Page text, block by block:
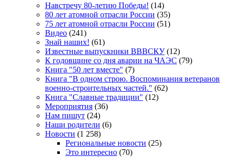
Навстречу 80-летию Победы! (14)
80 лет атомной отрасли России (35)
75 лет атомной отрасли России (51)
Видео (241)
Знай наших! (61)
Известные выпускники ВВВСКУ(12)
К годовщине со дня аварии на ЧАЭС (79)
Книга "50 лет вместе" (7)
Книга "В одном строю. Воспоминания ветеранов
военно-строительных частей." (62)
Книга "Славные традиции" (12)
Мероприятия (36)
Нам пишут (24)
Наши родители (6)
Новости (1 258)
Региональные новости (25)
Это интересно (70)